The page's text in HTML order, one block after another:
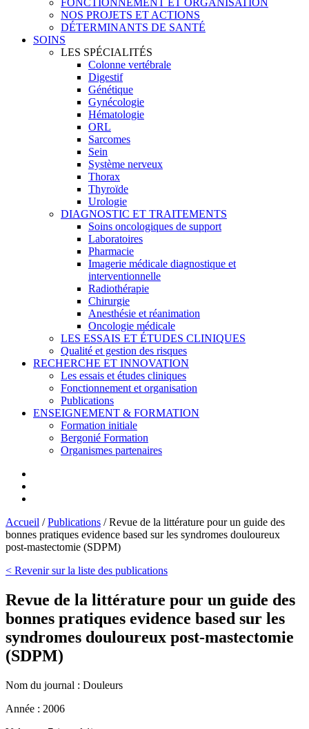
FONCTIONNEMENT ET ORGANISATION
NOS PROJETS ET ACTIONS
DÉTERMINANTS DE SANTÉ
SOINS
LES SPÉCIALITÉS
Colonne vertébrale
Digestif
Génétique
Gynécologie
Hématologie
ORL
Sarcomes
Sein
Système nerveux
Thorax
Thyroïde
Urologie
DIAGNOSTIC ET TRAITEMENTS
Soins oncologiques de support
Laboratoires
Pharmacie
Imagerie médicale diagnostique et
interventionnelle
Radiothérapie
Chirurgie
Anesthésie et réanimation
Oncologie médicale
LES ESSAIS ET ÉTUDES CLINIQUES
Qualité et gestion des risques
RECHERCHE ET INNOVATION
Les essais et études cliniques
Fonctionnement et organisation
Publications
ENSEIGNEMENT & FORMATION
Formation initiale
Bergonié Formation
Organismes partenaires
Accueil /Publications /Revue de la littérature pour un guide des
bonnes pratiques evidence based sur les syndromes douloureux
post-mastectomie (SDPM)
< Revenir sur la liste des publications
Revue de la littérature pour un guide des
bonnes pratiques evidence based sur les
syndromes douloureux post-mastectomie
(SDPM)
Nom du journal : Douleurs
Année : 2006